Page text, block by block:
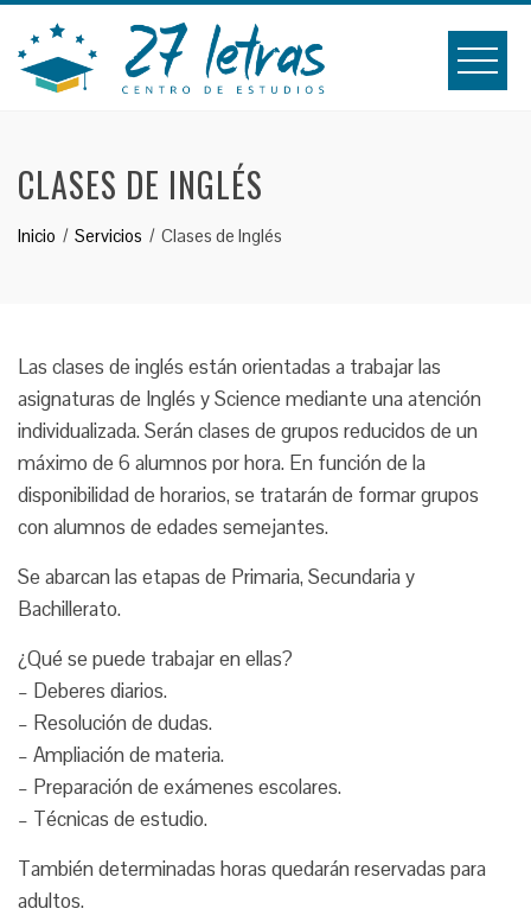
contenido
CLASES DE INGLÉS
Inicio Servicios Clases de Inglés
Las clases de inglés están orientadas a trabajar las
asignaturas de Inglés y Science mediante una atención
individualizada. Serán clases de grupos reducidos de un
máximo de 6 alumnos por hora. En función de la
disponibilidad de horarios, se tratarán de formar grupos
con alumnos de edades semejantes.
Se abarcan las etapas de Primaria, Secundaria y
Bachillerato.
¿Qué se puede trabajar en ellas?
– Deberes diarios.
– Resolución de dudas.
– Ampliación de materia.
– Preparación de exámenes escolares.
– Técnicas de estudio.
También determinadas horas quedarán reservadas para
adultos.